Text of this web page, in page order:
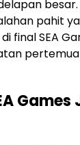
pahit
final SEA